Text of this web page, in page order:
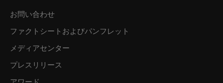
お問い合わせ
ファクトシートおよびパンフレット
メディアセンター
プレスリリース